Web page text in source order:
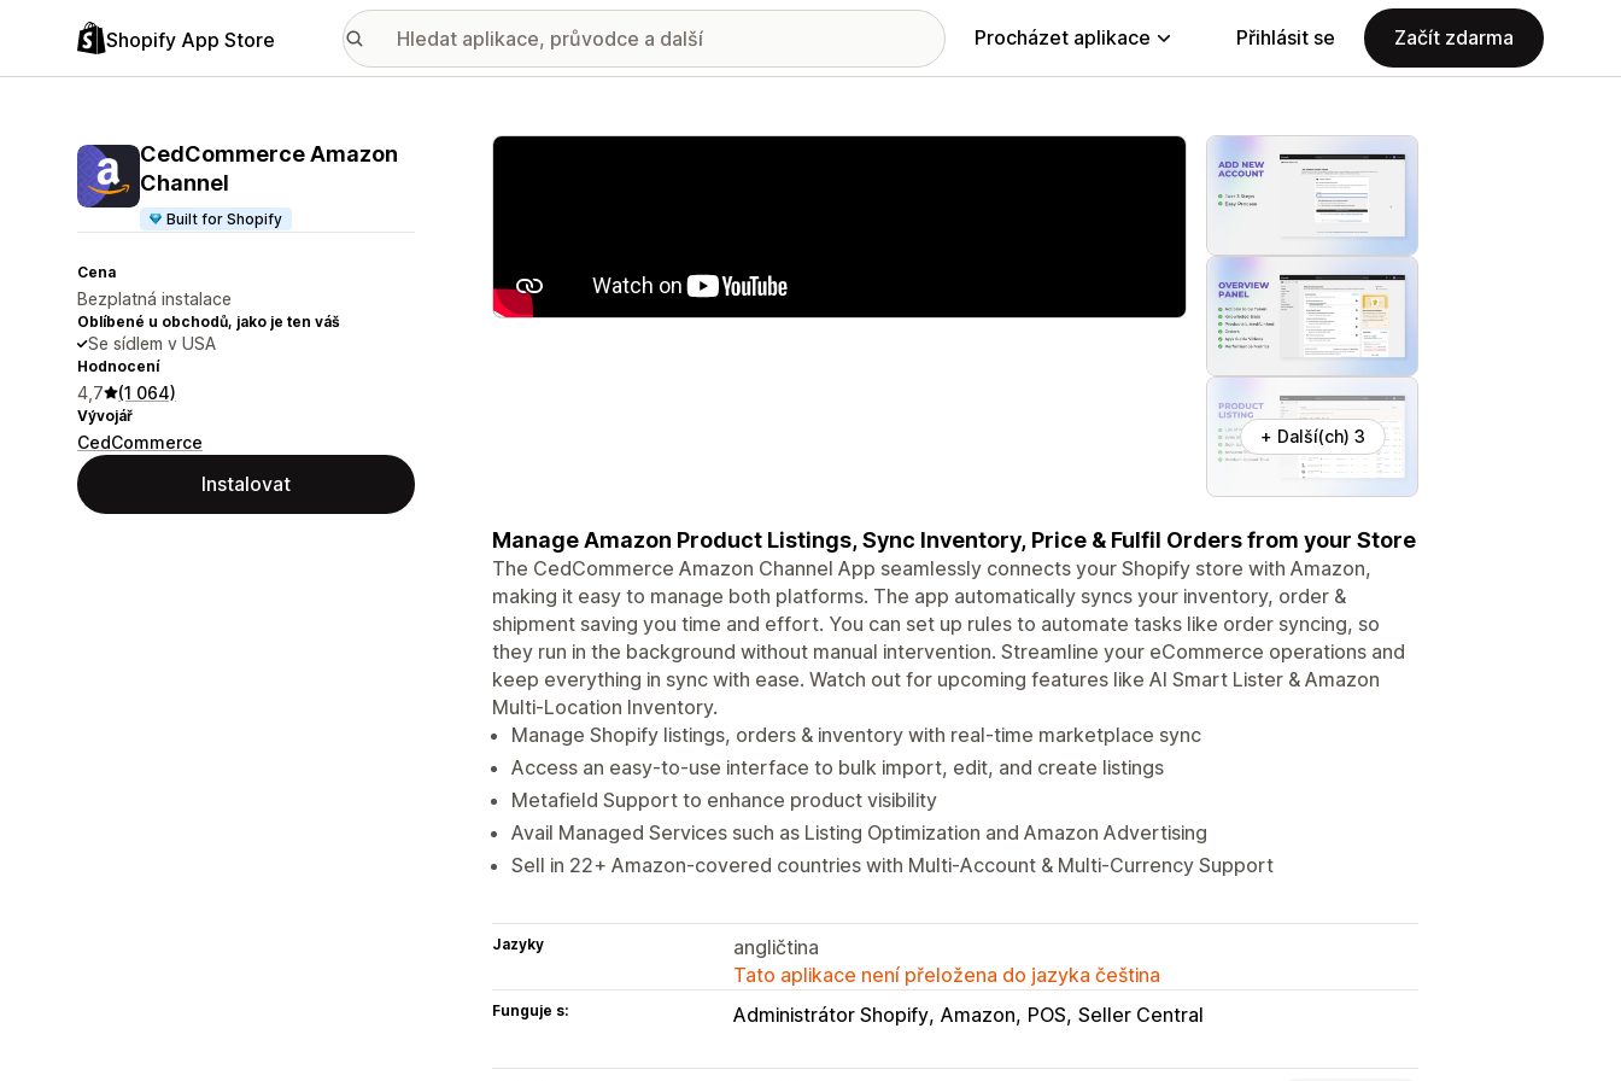
Shopify App Store Procházet aplikace Přihlásit se Začít zdarma
CedCommerce Amazon
Channel
Built for Shopify
Cena
Bezplatná instalace
Oblíbené u obchodů, jako je ten váš
Se sídlem v USA
Hodnocení
4,7 (1 064)
Vývojář
CedCommerce
Instalovat
Galerie propagovaných obrázků
+ Další(ch) 3
Manage Amazon Product Listings, Sync Inventory, Price & Fulfil Orders from your Store
The CedCommerce Amazon Channel App seamlessly connects your Shopify store with Amazon,
making it easy to manage both platforms. The app automatically syncs your inventory, order &
shipment saving you time and effort. You can set up rules to automate tasks like order syncing, so
they run in the background without manual intervention. Streamline your eCommerce operations and
keep everything in sync with ease. Watch out for upcoming features like AI Smart Lister & Amazon
Multi-Location Inventory.
Manage Shopify listings, orders & inventory with real-time marketplace sync
Access an easy-to-use interface to bulk import, edit, and create listings
Metafield Support to enhance product visibility
Avail Managed Services such as Listing Optimization and Amazon Advertising
Sell in 22+ Amazon-covered countries with Multi-Account & Multi-Currency Support
Jazyky
angličtina
Tato aplikace není přeložena do jazyka čeština
Funguje s: Administrátor Shopify Amazon POS Seller Central